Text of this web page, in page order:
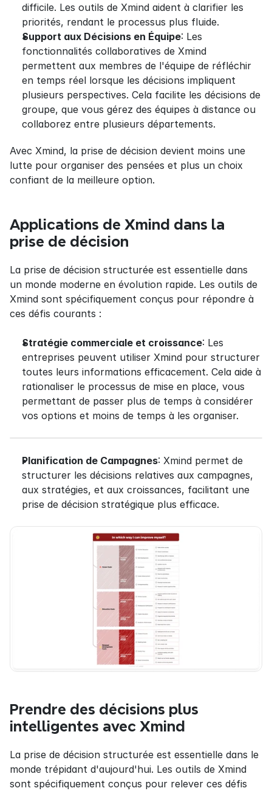
difficile. Les outils de Xmind aident à clarifier les
priorités, rendant le processus plus fluide.
Support aux Décisions en Équipe: Les
fonctionnalités collaboratives de Xmind
permettent aux membres de l'équipe de réfléchir
en temps réel lorsque les décisions impliquent
plusieurs perspectives. Cela facilite les décisions de
groupe, que vous gérez des équipes à distance ou
collaborez entre plusieurs départements.
Avec Xmind, la prise de décision devient moins une
lutte pour organiser des pensées et plus un choix
confiant de la meilleure option.
Applications de Xmind dans la
prise de décision
La prise de décision structurée est essentielle dans
un monde moderne en évolution rapide. Les outils de
Xmind sont spécifiquement conçus pour répondre à
ces défis courants :
Stratégie commerciale et croissance: Les
entreprises peuvent utiliser Xmind pour structurer
toutes leurs informations efficacement. Cela aide à
rationaliser le processus de mise en place, vous
permettant de passer plus de temps à considérer
vos options et moins de temps à les organiser.
Planification de Campagnes: Xmind permet de
structurer les décisions relatives aux campagnes,
aux stratégies, et aux croissances, facilitant une
prise de décision stratégique plus efficace.
Prendre des décisions plus
intelligentes avec Xmind
La prise de décision structurée est essentielle dans le
monde trépidant d'aujourd'hui. Les outils de Xmind
sont spécifiquement conçus pour relever ces défis